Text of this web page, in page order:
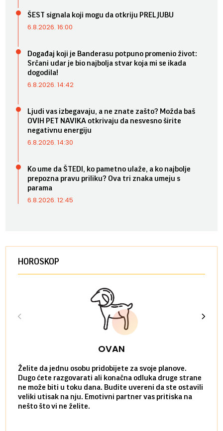
ŠEST signala koji mogu da otkriju PRELJUBU
6.8.2026. 16:00
Događaj koji je Banderasu potpuno promenio život:
Srčani udar je bio najbolja stvar koja mi se ikada
dogodila!
6.8.2026. 14:42
Ljudi vas izbegavaju, a ne znate zašto? Možda baš
OVIH PET NAVIKA otkrivaju da nesvesno širite
negativnu energiju
6.8.2026. 14:30
Ko ume da ŠTEDI, ko pametno ulaže, a ko najbolje
prepozna pravu priliku? Ova tri znaka umeju s
parama
6.8.2026. 12:45
HOROSKOP
OVAN
Želite da jednu osobu pridobijete za svoje planove.
Dugo ćete razgovarati ali konačna odluka druge strane
ne može biti u toku dana. Budite uvereni da ste ostavili
veliki utisak na nju. Emotivni partner vas pritiska na
nešto što vi ne želite.